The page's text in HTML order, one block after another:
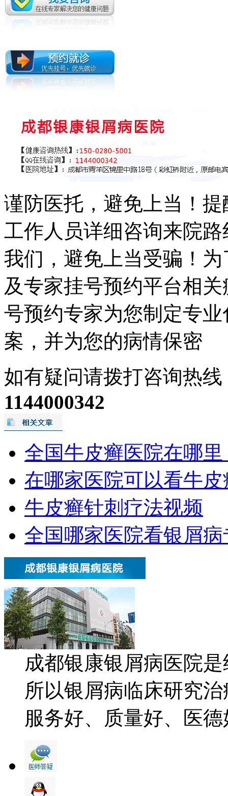
谨防医托，避免上当！
工作人员详细咨询来院
我们，避免上当受骗！
及专家挂号预约平台相
号预约专家为您制定专
案，并为您的病情保密
如有疑问请拨打咨询热线
1144000342
全国牛皮癣医院在哪
在哪家医院可以看牛
牛皮癣针刺疗法视频
全国哪家医院看银屑
成都银康银屑病医院
所以银屑病临床研究
服务好、质量好、医